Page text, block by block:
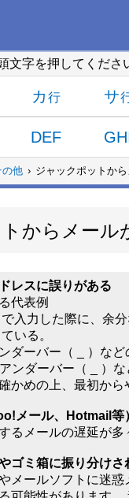
字を押してくださ
カ サ
DEF
の他 ジャックポットか
からメール
レスに誤りがある
代表例
入力した際に、余
いる。
ダーバー（ _ ）な
ンダーバー（ _ ）
かめの上、最初から
メール、Hotmail等
るメールの遅延が
ゴミ箱に振り分けさ
メールソフトに迷